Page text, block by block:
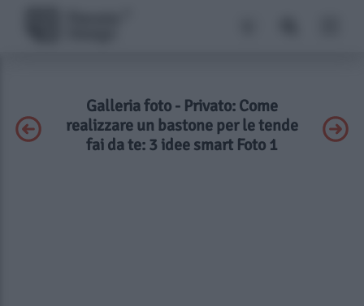
Galleria foto - Privato: Come
realizzare un bastone per le tende
fai da te: 3 idee smart Foto 1